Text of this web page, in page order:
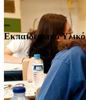
Εκπαιδευτικό Υλικό